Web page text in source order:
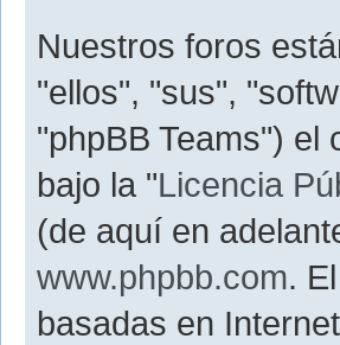
Nuestros foros
"ellos", "sus",
"phpBB Teams") el
bajo la "Licencia
(de aquí en
www.phpbb.com.
basadas en